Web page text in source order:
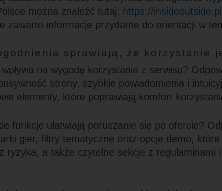
można znaleźć tutaj: https://
zawarto informacje przydatne do orientacji w
sprawiają, że korzystanie
na wygodę korzystania z serwisu?
strony, szybkie powiadomienia i
elementy, które poprawiają komfort
funkcje ułatwiają poruszanie się po ofercie?
gier, filtry tematyczne oraz opcje demo,
ryzyka, a także czytelne sekcje z regulaminami